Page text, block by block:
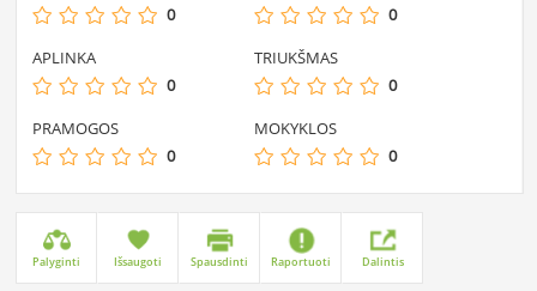
0
0
APLINKA
0
TRIUKŠMAS
0
PRAMOGOS
0
MOKYKLOS
0
Palyginti Išsaugoti Spausdinti Raportuoti Dalintis